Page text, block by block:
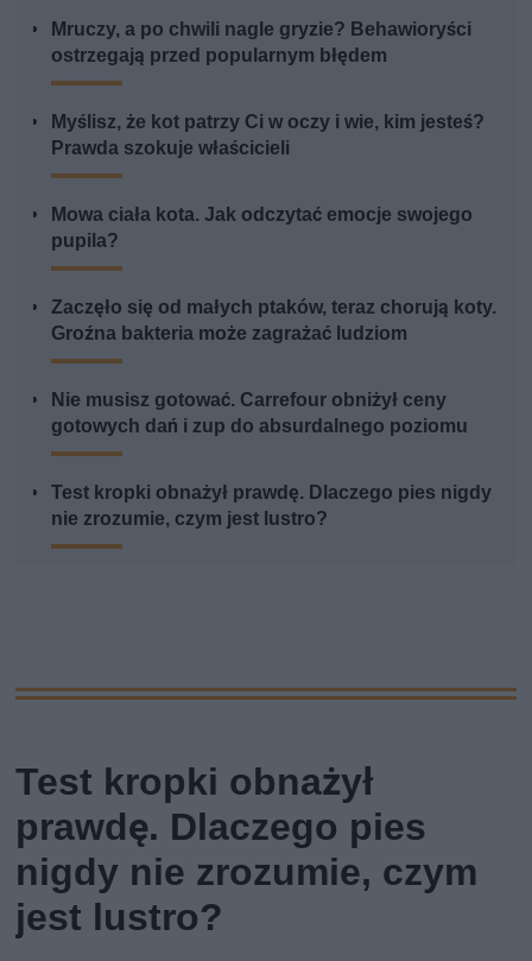
Mruczy, a po chwili nagle gryzie? Behawioryści
ostrzegają przed popularnym błędem
Myślisz, że kot patrzy Ci w oczy i wie, kim jesteś?
Prawda szokuje właścicieli
Mowa ciała kota. Jak odczytać emocje swojego
pupila?
Zaczęło się od małych ptaków, teraz chorują koty.
Groźna bakteria może zagrażać ludziom
Nie musisz gotować. Carrefour obniżył ceny
gotowych dań i zup do absurdalnego poziomu
Test kropki obnażył prawdę. Dlaczego pies nigdy
nie zrozumie, czym jest lustro?
Test kropki obnażył
prawdę. Dlaczego pies
nigdy nie zrozumie, czym
jest lustro?